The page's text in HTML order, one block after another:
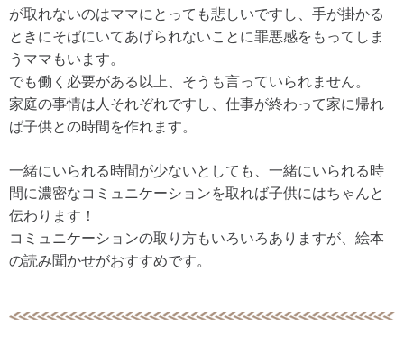
が取れないのはママにとっても悲しいですし、手が掛かる
ときにそばにいてあげられないことに罪悪感をもってしま
うママもいます。
でも働く必要がある以上、そうも言っていられません。
家庭の事情は人それぞれですし、仕事が終わって家に帰れ
ば子供との時間を作れます。
一緒にいられる時間が少ないとしても、一緒にいられる時
間に濃密なコミュニケーションを取れば子供にはちゃんと
伝わります！
コミュニケーションの取り方もいろいろありますが、絵本
の読み聞かせがおすすめです。